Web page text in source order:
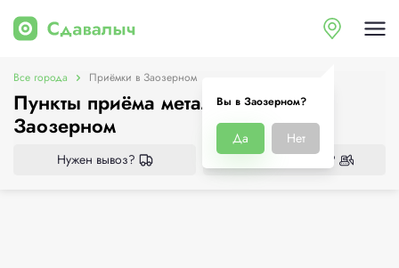
Вы в Заозерном?
Да Нет
Все города Приёмки в Заозерном
Пункты приёма металлолома в
Заозерном
Нужен вывоз? Нужен демонтаж?